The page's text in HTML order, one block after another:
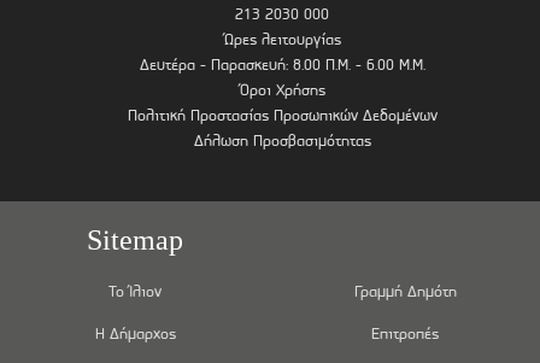
213 2030 000
Ώρες λειτουργίας
Δευτέρα - Παρασκευή: 8.00 Π.Μ. - 6.00 Μ.Μ.
Όροι Χρήσης
Πολιτική Προστασίας Προσωπικών Δεδομένων
Δήλωση Προσβασιμότητας
Sitemap
Το Ίλιον
Η Δήμαρχος
Γραμμή Δημότη
Επιτροπές